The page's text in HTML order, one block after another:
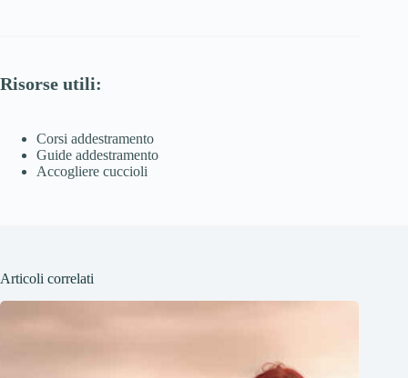
Risorse utili:
Corsi addestramento
Guide addestramento
Accogliere cuccioli
Articoli correlati